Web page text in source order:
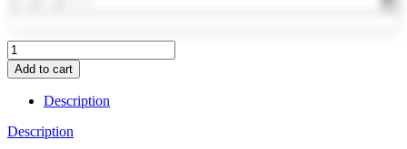
MO8322-
16
quantity
Add to cart
Description
Description